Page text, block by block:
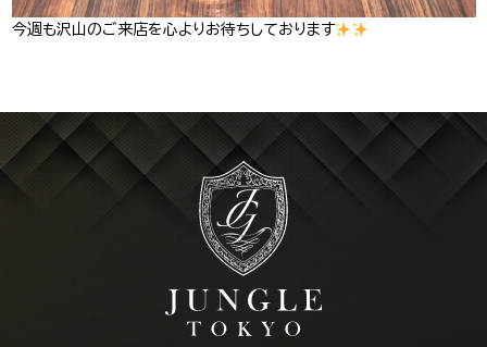
今週も沢山のご来店を心よりお待ちしております